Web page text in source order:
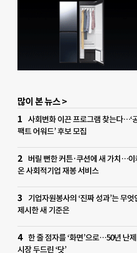
많이 본 뉴스 >
사회변화 이끈 프로그램 찾는다…‘
팩트 어워드’ 후보 모집
버릴 뻔한 커튼·쿠션에 새 가치…이
온 사회적기업 재봉 서비스
기업자원봉사의 ‘진짜 성과’는 무
제시한 새 기준은
한 줄 점자를 ‘화면’으로…50년 난
시장 두드린 ‘닷’